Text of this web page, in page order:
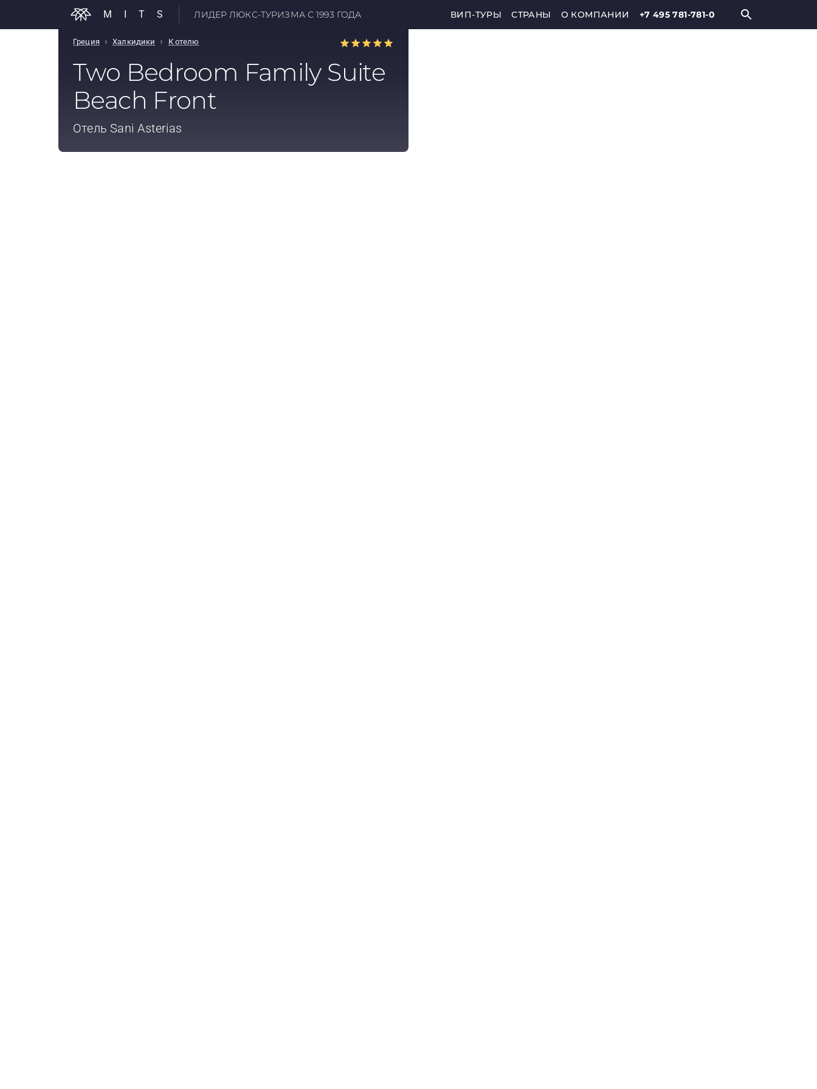
MITS ЛИДЕР ЛЮКС-ТУРИЗМА С 1993 ГОДА ВИП-ТУРЫ СТРАНЫ О КОМПАНИИ +7 495 781-781-0
Греция › Халкидики › К отелю
Two Bedroom Family Suite
Beach Front
Отель Sani Asterias